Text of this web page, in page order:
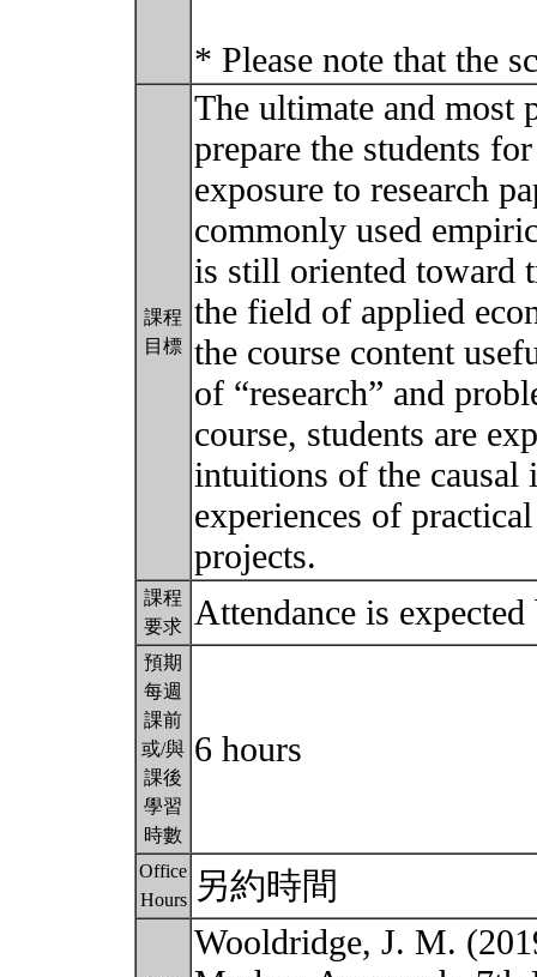
* Please note that the
課程
目標
The ultimate and most
prepare the students
exposure to research
commonly used
is still oriented toward
the field of applied
the course content
of “research” and
course, students are
intuitions of the causal
experiences of
projects.
課程
要求 Attendance is
預期
每週
課前
或/與
課後
學習
時數
6 hours
Office
Hours
另約時間
Wooldridge, J. M.